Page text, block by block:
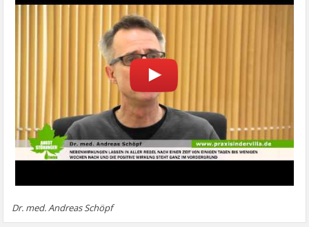
Dr. med. Andreas Schöpf